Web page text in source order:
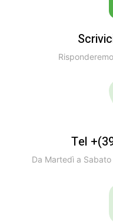
Tel
Da Martedì a